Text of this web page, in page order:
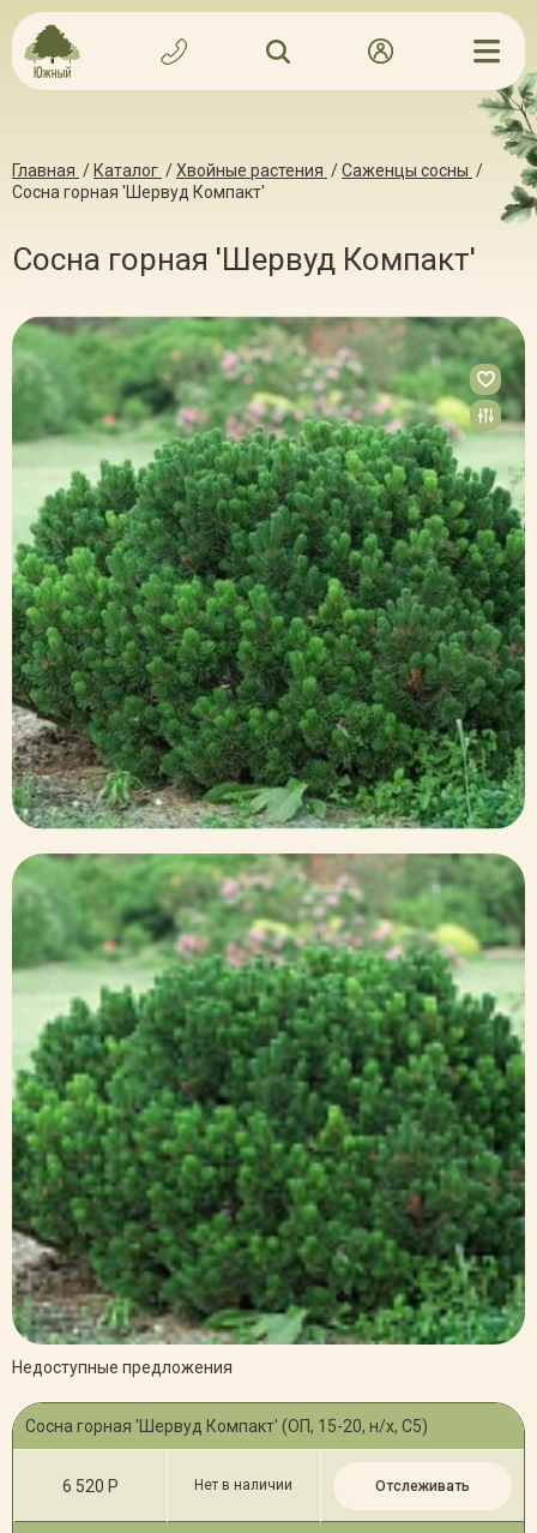
Главная / Каталог /Хвойные растения /Саженцы сосны /
Сосна горная 'Шервуд Компакт'
Сосна горная 'Шервуд Компакт'
Недоступные предложения
Сосна горная 'Шервуд Компакт' (ОП, 15-20, н/х, С5)
6 520 Р Нет в наличии Отслеживать